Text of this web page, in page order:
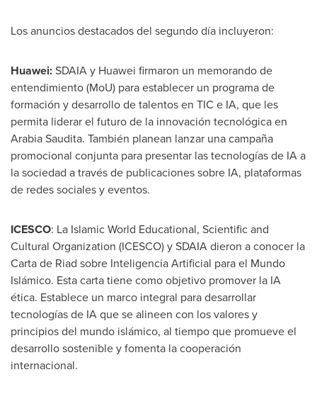
Los anuncios destacados del segundo día incluyeron:
Huawei:SDAIA y Huawei firmaron un memorando de
entendimiento (MoU) para establecer un programa de
formación y desarrollo de talentos en TIC e IA, que les
permita liderar el futuro de la innovación tecnológica en
Arabia Saudita. También planean lanzar una campaña
promocional conjunta para presentar las tecnologías de IA a
la sociedad a través de publicaciones sobre IA, plataformas
de redes sociales y eventos.
ICESCO: La Islamic World Educational, Scientific and
Cultural Organization (ICESCO) y SDAIA dieron a conocer la
Carta de Riad sobre Inteligencia Artificial para el Mundo
Islámico. Esta carta tiene como objetivo promover la IA
ética. Establece un marco integral para desarrollar
tecnologías de IA que se alineen con los valores y
principios del mundo islámico, al tiempo que promueve el
desarrollo sostenible y fomenta la cooperación
internacional.